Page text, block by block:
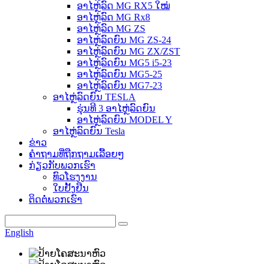
ອາໄຫຼ່ລົດ MG RX5 ໃໝ່
ອາໄຫຼ່ລົດ MG Rx8
ອາໄຫຼ່ລົດ MG ZS
ອາໄຫຼ່ລົດຍົນ MG ZS-24
ອາໄຫຼ່ລົດຍົນ MG ZX/ZST
ອາໄຫຼ່ລົດຍົນ MG5 i5-23
ອາໄຫຼ່ລົດຍົນ MG5-25
ອາໄຫຼ່ລົດຍົນ MG7-23
ອາໄຫຼ່ລົດຍົນ TESLA
ຮຸ່ນທີ 3 ອາໄຫຼ່ລົດຍົນ
ອາໄຫຼ່ລົດຍົນ MODEL Y
ອາໄຫຼ່ລົດຍົນ Tesla
ຂ່າວ
ຄຳຖາມທີ່ຖືກຖາມເລື້ອຍໆ
ກ່ຽວກັບພວກເຮົາ
ທົວໂຮງງານ
ໃບຢັ້ງຢືນ
ຕິດຕໍ່ພວກເຮົາ
English